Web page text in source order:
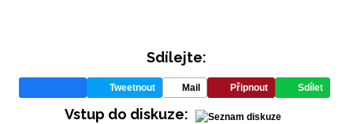
Sdílejte:
Tweetnout Mail Připnout Sdílet
Vstup do diskuze: